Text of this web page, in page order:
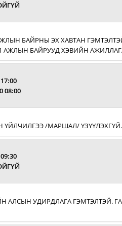
БАЙРНЫ ЭХ ХАВТАН
1 АЖЛЫН БАЙРУУД ХЭВИЙН
08:00
/МАРШАЛ/ ҮЗҮҮЛЭХГҮЙ.
АЛСЫН УДИРДЛАГА ГЭМТЭЛТЭЙ.